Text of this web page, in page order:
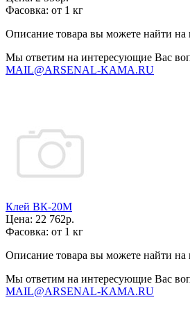
Фасовка: от 1 кг
Описание товара вы можете найти на
Мы ответим на интересующие Вас
MAIL@ARSENAL-KAMA.RU
Клей ВК-20М
Цена: 22 762р.
Фасовка: от 1 кг
Описание товара вы можете найти на
Мы ответим на интересующие Вас
MAIL@ARSENAL-KAMA.RU